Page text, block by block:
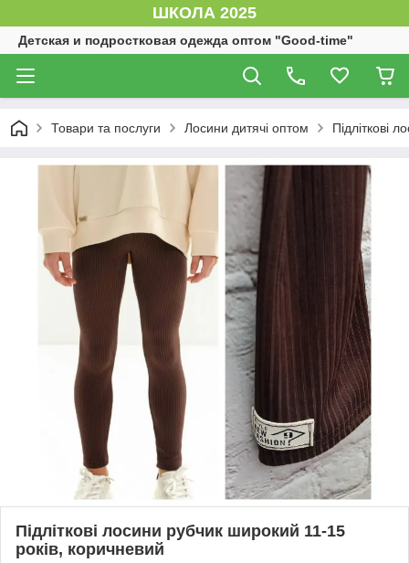
ШКОЛА 2025
Детская и подростковая одежда оптом "Good-time"
Товари та послуги Лосини дитячі оптом Підліткові
Підліткові лосини рубчик широкий 11-15
років, коричневий